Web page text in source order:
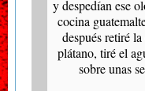
y despedían ese
cocina
después retiré
plátano, tiré el
sobre unas